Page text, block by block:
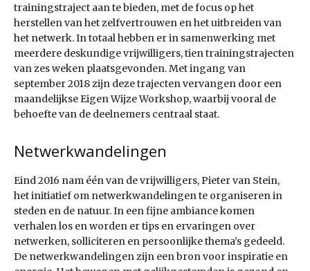
trainingstraject aan te bieden, met de focus op het
herstellen van het zelfvertrouwen en het uitbreiden van
het netwerk. In totaal hebben er in samenwerking met
meerdere deskundige vrijwilligers, tien trainingstrajecten
van zes weken plaats­gevonden. Met ingang van
september 2018 zijn deze trajecten vervangen door een
maandelijkse Eigen Wijze Workshop, waarbij vooral de
behoefte van de deelnemers centraal staat.
Netwerkwandelingen
Eind 2016 nam één van de vrijwilligers, Pieter van Stein,
het initiatief om netwerkwandelingen te organiseren in
steden en de natuur. In een fijne ambiance komen
verhalen los en worden er tips en ervaringen over
netwerken, solliciteren en persoonlijke thema’s gedeeld.
De netwerkwandelingen zijn een bron voor inspiratie en